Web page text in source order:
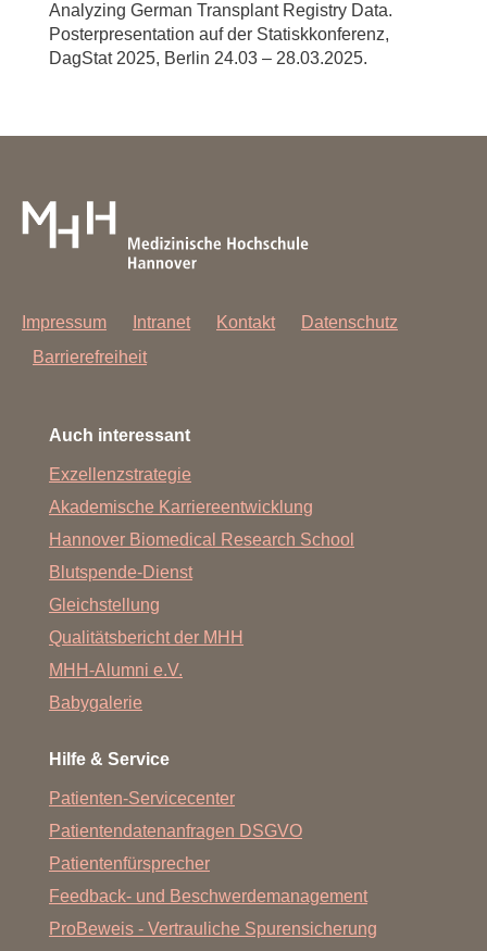
Analyzing German Transplant Registry Data.
Posterpresentation auf der Statiskkonferenz,
DagStat 2025, Berlin 24.03 – 28.03.2025.
Impressum Intranet Kontakt
Datenschutz
Barrierefreiheit
Auch interessant
Exzellenzstrategie
Akademische Karriereentwicklung
Hannover Biomedical Research School
Blutspende-Dienst
Gleichstellung
Qualitätsbericht der MHH
MHH-Alumni e.V.
Babygalerie
Hilfe & Service
Patienten-Servicecenter
Patientendatenanfragen DSGVO
Patientenfürsprecher
Feedback- und Beschwerdemanagement
ProBeweis - Vertrauliche Spurensicherung